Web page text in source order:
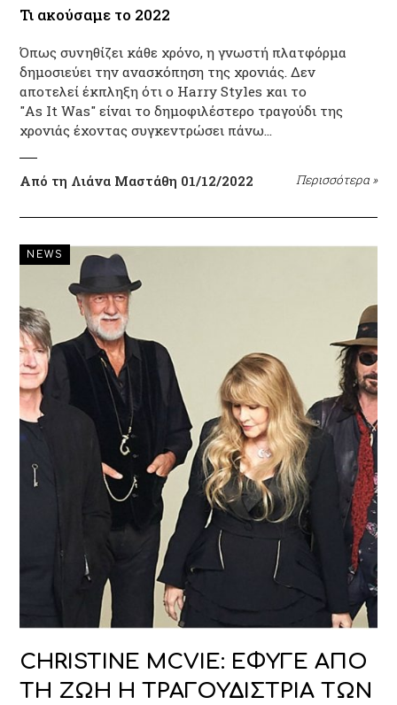
Τι ακούσαμε το 2022
Όπως συνηθίζει κάθε χρόνο, η γνωστή πλατφόρμα
δημοσιεύει την ανασκόπηση της χρονιάς. Δεν
αποτελεί έκπληξη ότι ο Harry Styles και το
"As It Was" είναι το δημοφιλέστερο τραγούδι της
χρονιάς έχοντας συγκεντρώσει πάνω…
Από τη Λιάνα Μαστάθη 01/12/2022 Περισσότερα »
NEWS
CHRISTINE MCVIE: ΕΦΥΓΕ ΑΠΟ
ΤΗ ΖΩΗ Η ΤΡΑΓΟΥΔΙΣΤΡΙΑ ΤΩΝ